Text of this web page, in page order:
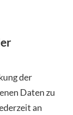
der
Daten zu
an